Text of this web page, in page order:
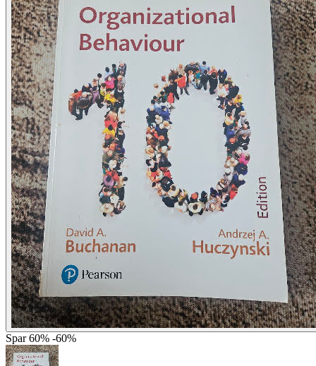
Spar 60% -60%